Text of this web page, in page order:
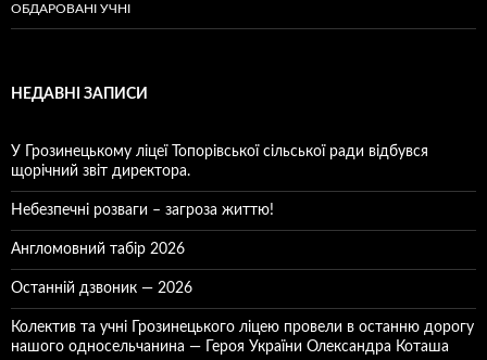
ОБДАРОВАНІ УЧНІ
НЕДАВНІ ЗАПИСИ
У Грозинецькому ліцеї Топорівської сільської ради відбувся
щорічний звіт директора.
Небезпечні розваги – загроза життю!
Англомовний табір 2026
Останній дзвоник — 2026
Колектив та учні Грозинецького ліцею провели в останню дорогу
нашого односельчанина — Героя України Олександра Коташа